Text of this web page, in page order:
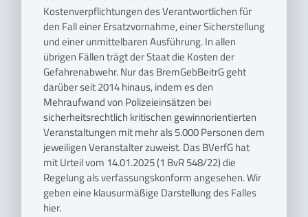
Kostenverpflichtungen des Verantwortlichen für
den Fall einer Ersatzvornahme, einer Sicherstellung
und einer unmittelbaren Ausführung. In allen
übrigen Fällen trägt der Staat die Kosten der
Gefahrenabwehr. Nur das BremGebBeitrG geht
darüber seit 2014 hinaus, indem es den
Mehraufwand von Polizeieinsätzen bei
sicherheitsrechtlich kritischen gewinnorientierten
Veranstaltungen mit mehr als 5.000 Personen dem
jeweiligen Veranstalter zuweist. Das BVerfG hat
mit Urteil vom 14.01.2025 (1 BvR 548/22) die
Regelung als verfassungskonform angesehen. Wir
geben eine klausurmäßige Darstellung des Falles
hier.